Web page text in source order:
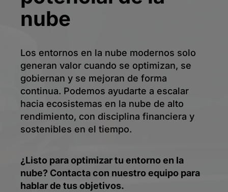
nube
Los entornos en la nube modernos solo
generan valor cuando se optimizan, se
gobiernan y se mejoran de forma
continua. Podemos ayudarte a escalar
hacia ecosistemas en la nube de alto
rendimiento, con disciplina financiera y
sostenibles en el tiempo.
¿Listo para optimizar tu entorno en la
nube? Contacta con nuestro equipo para
hablar de tus objetivos.